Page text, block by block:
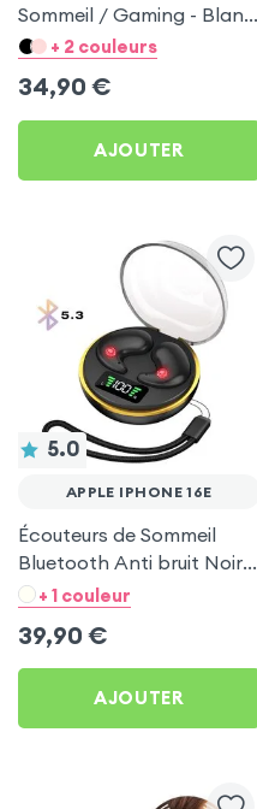
Sommeil / Gaming - Blanc
pour Apple iPhone 16e
+ 2 couleurs
34,90 €
AJOUTER
5.0
APPLE IPHONE 16E
Écouteurs de Sommeil
Bluetooth Anti bruit Noir
pour Apple iPhone 16e
+ 1 couleur
39,90 €
AJOUTER